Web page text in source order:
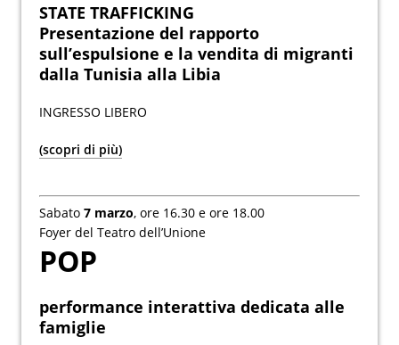
STATE TRAFFICKING
Presentazione del rapporto
sull’espulsione e la vendita di migranti
dalla Tunisia alla Libia
INGRESSO LIBERO
(scopri di più)
Sabato 7 marzo, ore 16.30 e ore 18.00
Foyer del Teatro dell’Unione
POP
performance interattiva dedicata alle
famiglie